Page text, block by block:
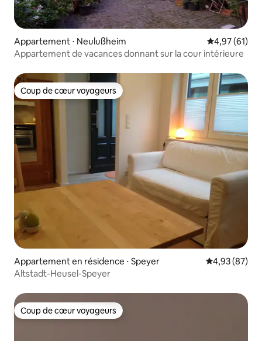
Appartement ⋅ Neulußheim Évaluation
4,97 (61)
Appartement de vacances donnant sur la cour intérieure
Coup de cœur voyageurs
Coup de cœur voyageurs
Appartement en résidence ⋅ Speyer Évaluation
4,93 (87)
Altstadt-Heusel-Speyer
Coup de cœur voyageurs
Coup de cœur voyageurs